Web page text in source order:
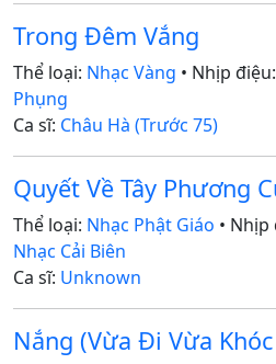
Trong Đêm Vắng
Thể loại: Nhạc Vàng • Nhịp điệu:
Phụng
Ca sĩ: Châu Hà (Trước 75)
Quyết Về Tây Phương
Thể loại: Nhạc Phật Giáo • Nhịp
Nhạc Cải Biên
Ca sĩ: Unknown
Nắng (Vừa Đi Vừa